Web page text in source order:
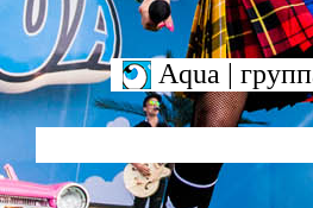
Aqua |